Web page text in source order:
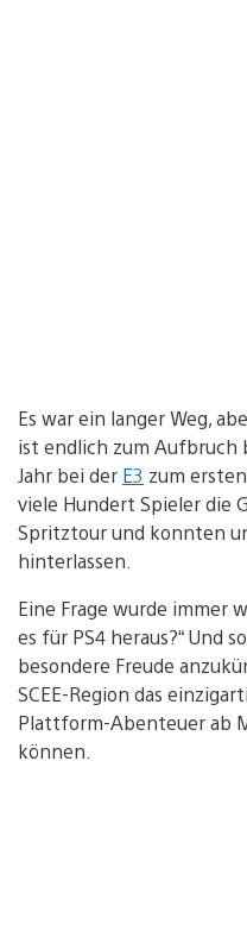
Es war ein langer Weg,
ist endlich zum Aufbruch
Jahr bei der E3 zum
viele Hundert Spieler die
Spritztour und konnten
hinterlassen.
Eine Frage wurde immer
es für PS4 heraus?“ Und
besondere Freude
SCEE-Region das
Plattform-Abenteuer ab
können.